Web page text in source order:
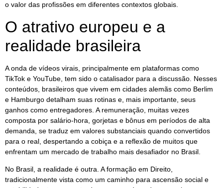
o valor das profissões em diferentes contextos globais.
O atrativo europeu e a
realidade brasileira
A onda de vídeos virais, principalmente em plataformas como
TikTok e YouTube, tem sido o catalisador para a discussão. Nesses
conteúdos, brasileiros que vivem em cidades alemãs como Berlim
e Hamburgo detalham suas rotinas e, mais importante, seus
ganhos como entregadores. A remuneração, muitas vezes
composta por salário-hora, gorjetas e bônus em períodos de alta
demanda, se traduz em valores substanciais quando convertidos
para o real, despertando a cobiça e a reflexão de muitos que
enfrentam um mercado de trabalho mais desafiador no Brasil.
No Brasil, a realidade é outra. A formação em Direito,
tradicionalmente vista como um caminho para ascensão social e